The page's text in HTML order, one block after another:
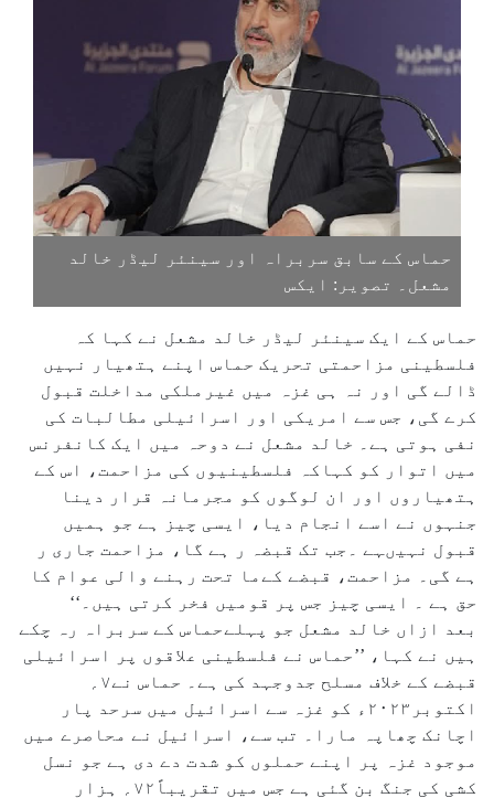
حماس کے سابق سربراہ اور سینئر لیڈر خالد
مشعل۔ تصویر: ایکس
حماس کے ایک سینئر لیڈر خالد مشعل نے کہا کہ
فلسطینی مزاحمتی تحریک حماس اپنے ہتھیار نہیں
ڈالے گی اور نہ ہی غزہ میں غیرملکی مداخلت قبول
کرے گی، جس سے امریکی اور اسرائیلی مطالبات کی
نفی ہوتی ہے۔ خالد مشعل نے دوحہ میں ایک کانفرنس
میں اتوار کو کہاکہ فلسطینیوں کی مزاحمت، اس کے
ہتھیاروں اور ان لوگوں کو مجرمانہ قرار دینا
جنہوں نے اسے انجام دیا، ایسی چیز ہے جو ہمیں
قبول نہیںہے ۔جب تک قبضہ ر ہے گا، مزاحمت جاری ر
ہے گی۔ مزاحمت، قبضے کےما تحت رہنے والی عوام کا
حق ہے ۔ ایسی چیز جس پر قومیں فخر کرتی ہیں۔‘‘
بعد ازاں خالد مشعل جو پہلےحماس کے سربراہ رہ چکے
ہیں نے کہا، ’’حماس نے فلسطینی علاقوں پر اسرائیلی
اکتوبر۲۰۲۳ء کو غزہ سے اسرائیل میں سرحد پار
اچانک چھاپہ مارا۔ تب سے، اسرائیل نے محاصرے میں
موجود غزہ پر اپنے حملوں کو شدت دے دی ہے جو نسل
کشی کی جنگ بن گئی ہے جس میں تقریباً۷۲؍ ہزار